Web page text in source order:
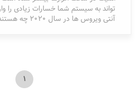
تواند به سیستم شما خسارات زیادی را
آنتی ویروس ها در سال 2020 چه هستند.
1